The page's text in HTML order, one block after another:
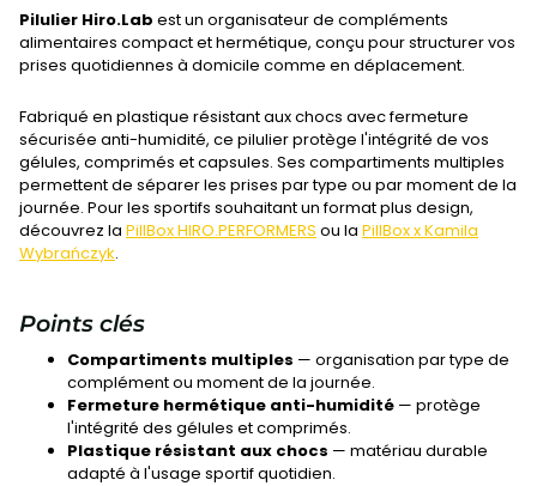
Pilulier Hiro.Lab est un organisateur de compléments
alimentaires compact et hermétique, conçu pour structurer vos
prises quotidiennes à domicile comme en déplacement.
Fabriqué en plastique résistant aux chocs avec fermeture
sécurisée anti-humidité, ce pilulier protège l'intégrité de vos
gélules, comprimés et capsules. Ses compartiments multiples
permettent de séparer les prises par type ou par moment de la
journée. Pour les sportifs souhaitant un format plus design,
découvrez la PillBox HIRO.PERFORMERS ou la PillBox x Kamila
Wybrańczyk.
Points clés
Compartiments multiples — organisation par type de
complément ou moment de la journée.
Fermeture hermétique anti-humidité — protège
l'intégrité des gélules et comprimés.
Plastique résistant aux chocs — matériau durable
adapté à l'usage sportif quotidien.